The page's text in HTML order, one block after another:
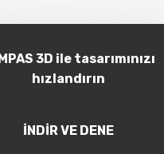
3D ile tasarımınızı
hızlandırın
İNDİR VE DENE